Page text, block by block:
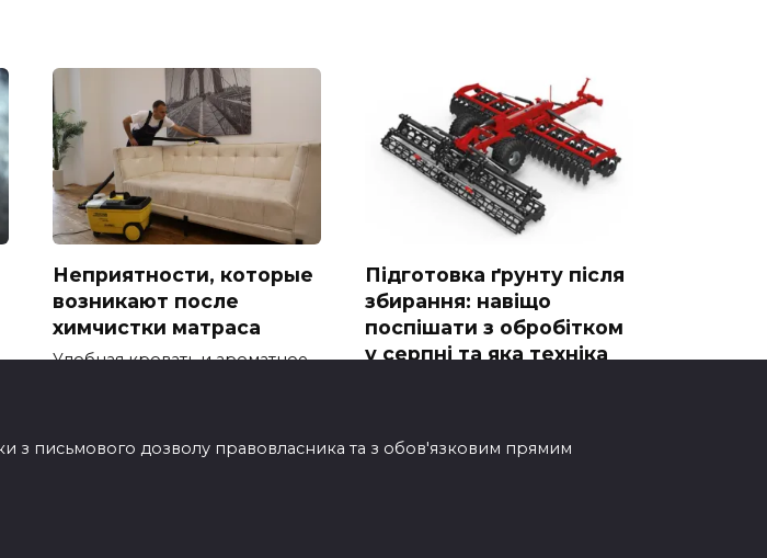
Неприятности, которые
возникают после
химчистки матраса
Удобная кровать и ароматное
Підготовка ґрунту після
збирання: навіщо
поспішати з обробітком
у серпні та яка техніка
з письмового дозволу правовласника та з обов'язковим прямим